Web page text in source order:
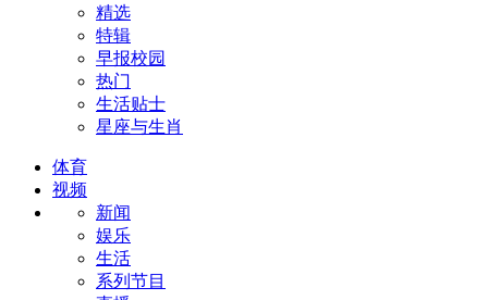
精选
特辑
早报校园
热门
生活贴士
星座与生肖
体育
视频
新闻
娱乐
生活
系列节目